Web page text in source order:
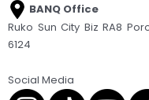
BANQ Office
Ruko Sun City Biz RA8
6124
Social Media